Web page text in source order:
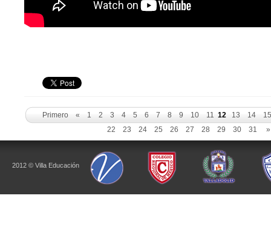
Primero « 1 2 3 4 5 6 7 8 9 10 11 12 13 14
15
22
23 24 25 26 27 28 29 30 31 »
2012 © Villa Educación